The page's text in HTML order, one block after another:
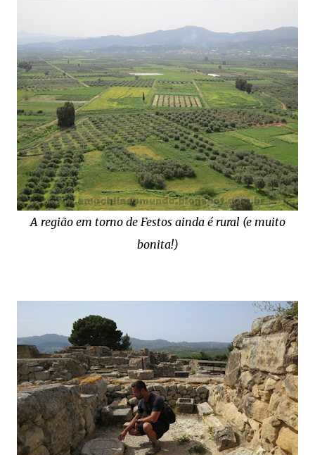
A região em torno de Festos ainda é rural (e muito
bonita!)